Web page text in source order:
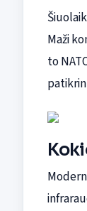
Maži
to